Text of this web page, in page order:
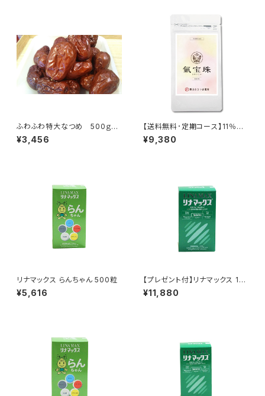
ふわふわ特大なつめ 500ｇ
(薬膳食材)
¥3,456
【送料無料･定期コース】11％お
得 120粒 １ヶ月分 氣宝珠/
さつま薬局オリジナル
¥9,380
リナマックス らんちゃん 500粒
¥5,616
【プレゼント付】リナマックス 10
00粒－ふわふわ特大なつめ40
0円相当プレゼント
¥11,880